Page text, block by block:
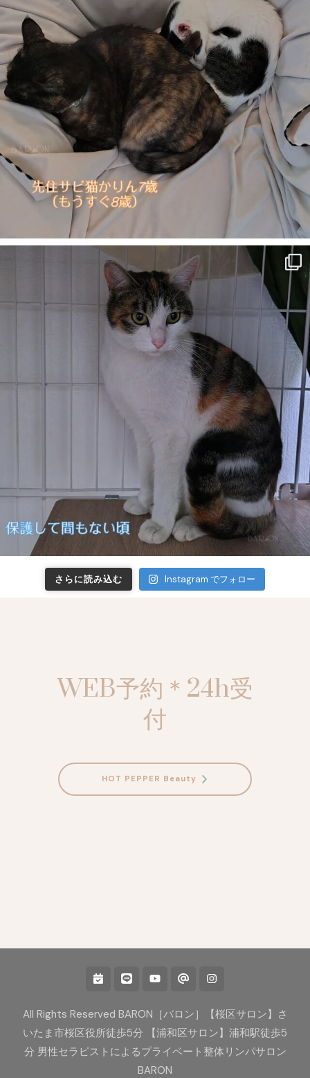
さらに読み込む Instagram でフォロー
WEB予約＊24h受
付
HOT PEPPER Beauty
All Rights Reserved BARON［バロン］【桜区サロン】さ
いたま市桜区役所徒歩5分 【浦和区サロン】浦和駅徒歩5
分 男性セラピストによるプライベート整体リンパサロン
BARON